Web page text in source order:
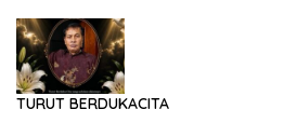
TURUT BERDUKACITA